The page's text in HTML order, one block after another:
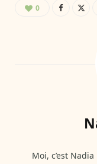
0
Moi, c’est